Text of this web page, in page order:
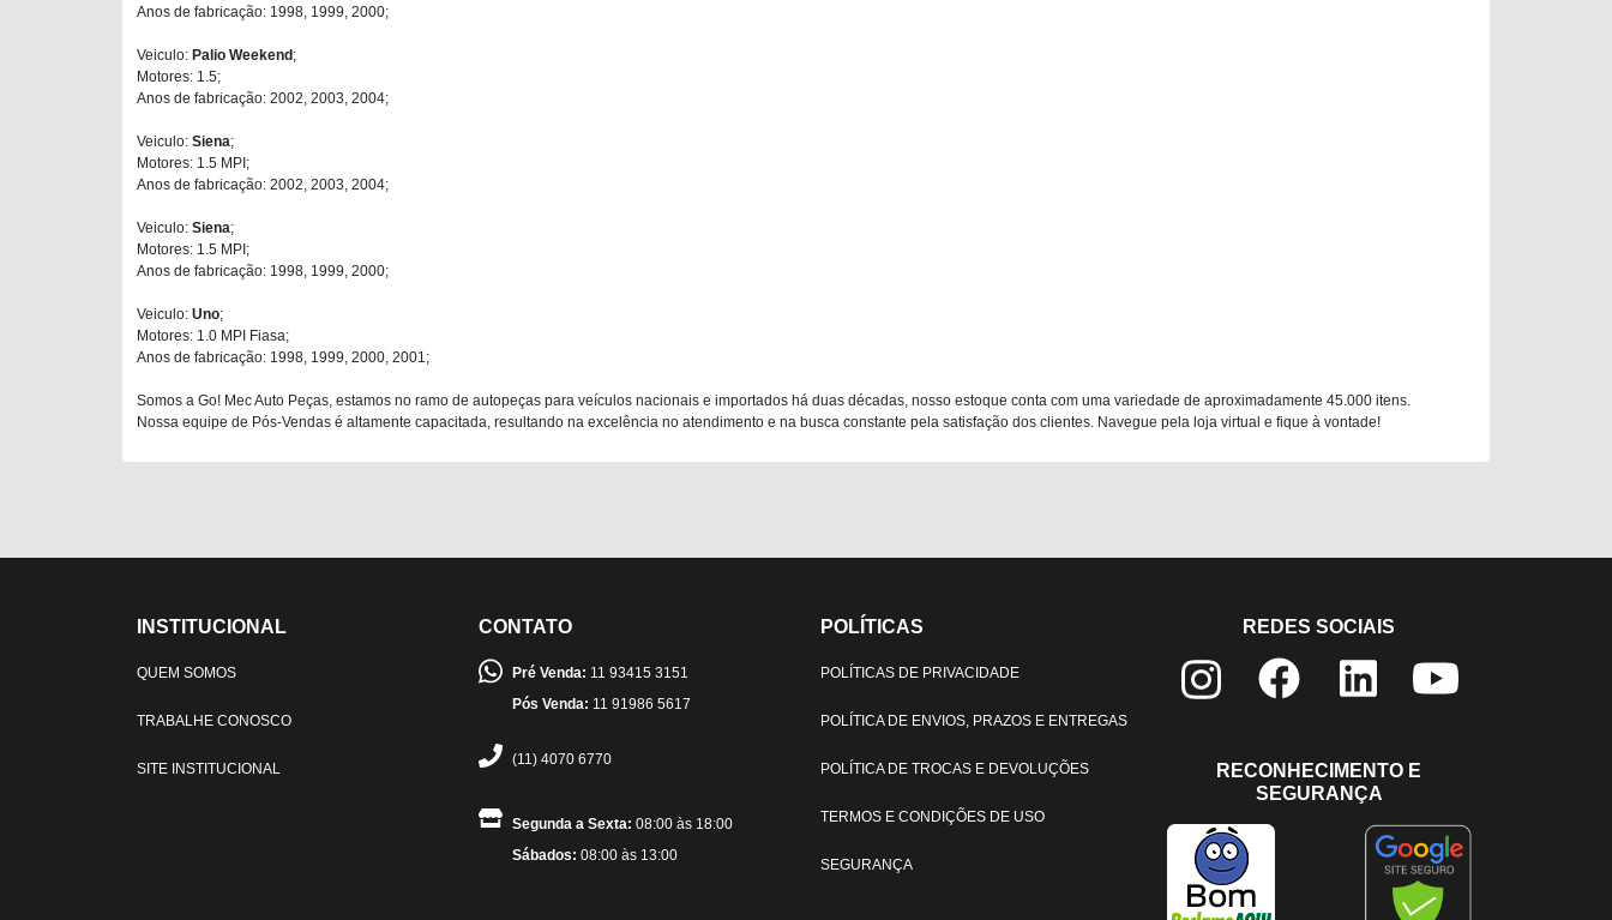
Anos de fabricação: 1998, 1999, 2000;
Veiculo: Palio Weekend;
Motores: 1.5;
Anos de fabricação: 2002, 2003, 2004;
Veiculo: Siena;
Motores: 1.5 MPI;
Anos de fabricação: 2002, 2003, 2004;
Veiculo: Siena;
Motores: 1.5 MPI;
Anos de fabricação: 1998, 1999, 2000;
Veiculo: Uno;
Motores: 1.0 MPI Fiasa;
Anos de fabricação: 1998, 1999, 2000, 2001;
Somos a Go! Mec Auto Peças, estamos no ramo de autopeças para veículos nacionais e importados há duas décadas, nosso estoque conta com uma variedade de aproximadamente 45.000 itens.
Nossa equipe de Pós-Vendas é altamente capacitada, resultando na excelência no atendimento e na busca constante pela satisfação dos clientes. Navegue pela loja virtual e fique à vontade!
INSTITUCIONAL
QUEM SOMOS
TRABALHE CONOSCO
SITE INSTITUCIONAL
CONTATO
Pré Venda: 11 93415 3151
Pós Venda: 11 91986 5617
(11) 4070 6770
Segunda a Sexta: 08:00 às 18:00
Sábados: 08:00 às 13:00
POLÍTICAS
POLÍTICAS DE PRIVACIDADE
POLÍTICA DE ENVIOS, PRAZOS E ENTREGAS
POLÍTICA DE TROCAS E DEVOLUÇÕES
TERMOS E CONDIÇÕES DE USO
SEGURANÇA
REDES SOCIAIS
RECONHECIMENTO E
SEGURANÇA